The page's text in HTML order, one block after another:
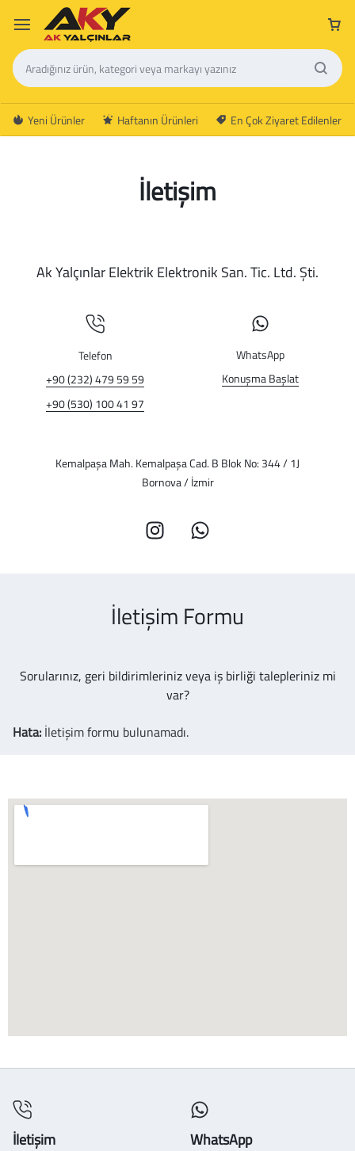
Yeni Ürünler Haftanın Ürünleri En Çok Ziyaret Edilenler
İletişim
Ak Yalçınlar Elektrik Elektronik San. Tic. Ltd. Şti.
Telefon
+90 (232) 479 59 59
+90 (530) 100 41 97
WhatsApp
Konuşma Başlat
Kemalpaşa Mah. Kemalpaşa Cad. B Blok No: 344 / 1J
Bornova / İzmir
İletişim Formu
Sorularınız, geri bildirimleriniz veya iş birliği talepleriniz mi
var?
Hata: İletişim formu bulunamadı.
İletişim WhatsApp